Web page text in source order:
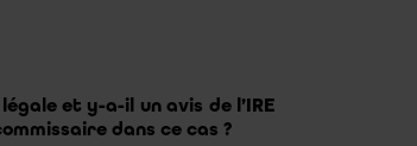
et y-a-il un avis de l’IRE
dans ce cas ?